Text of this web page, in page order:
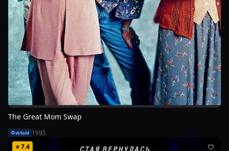
The Great Mom Swap
Фильм 1995
⭐7.4 🤍